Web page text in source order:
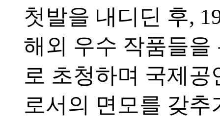
첫발을 내디딘 후,
해외 우수 작품들을
로 초청하며 국제공
로서의 면모를 갖추